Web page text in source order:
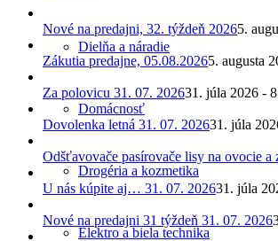
Dielňa a náradie
Domácnosť
Drogéria a kozmetika
Elektro a biela technika
Nové na predajni, 32. týždeň 20265.
Zákutia predajne, 05.08.20265. augusta
Za polovicu 31. 07. 202631. júla 2026 -
Dovolenka letná 31. 07. 202631. júla
Odšťavovače pasírovače lisy na ovocie a
U nás kúpite aj… 31. 07. 202631. júla
Nové na predajni 31 týždeň 31. 07. 2026